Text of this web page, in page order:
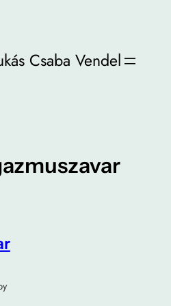
Csaba Vendel